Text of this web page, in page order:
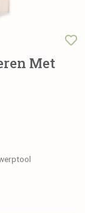
Met